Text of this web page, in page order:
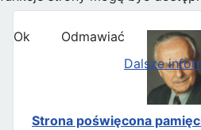
Strona poświęcona
Ok
Odmawiać
Dalsze